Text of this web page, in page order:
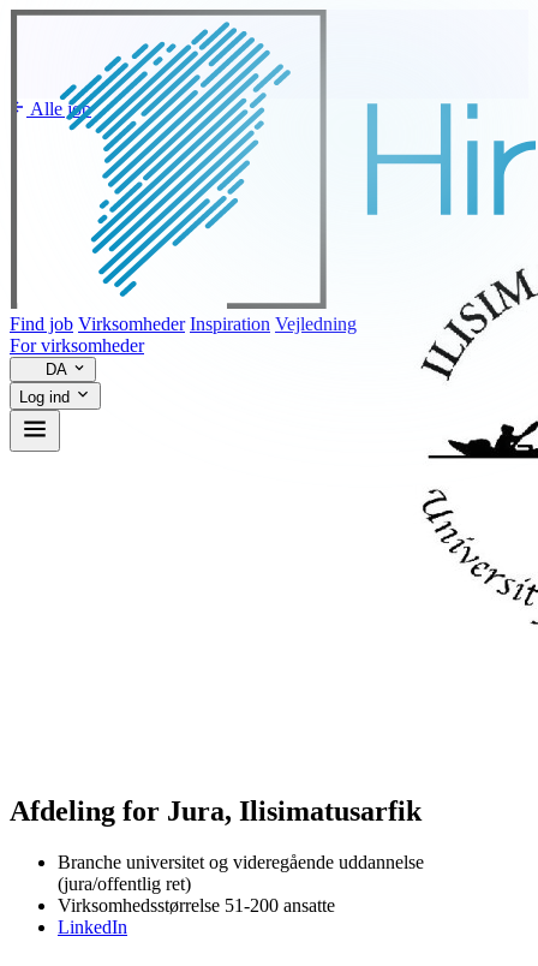
Find job Virksomheder Inspiration Vejledning
For virksomheder
DA
Log ind
Alle job
Afdeling for Jura, Ilisimatusarfik
Branche universitet og videregående uddannelse
(jura/offentlig ret)
Virksomhedsstørrelse 51-200 ansatte
LinkedIn